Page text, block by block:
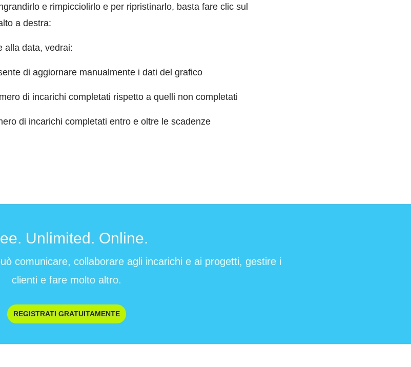
e rimpicciolirlo e per ripristinarlo, basta fare clic sul
a destra:
alla data, vedrai:
di aggiornare manualmente i dati del grafico
di incarichi completati rispetto a quelli non completati
di incarichi completati entro e oltre le scadenze
Unlimited. Online.
comunicare, collaborare agli incarichi e ai progetti, gestire i
clienti e fare molto altro.
REGISTRATI GRATUITAMENTE